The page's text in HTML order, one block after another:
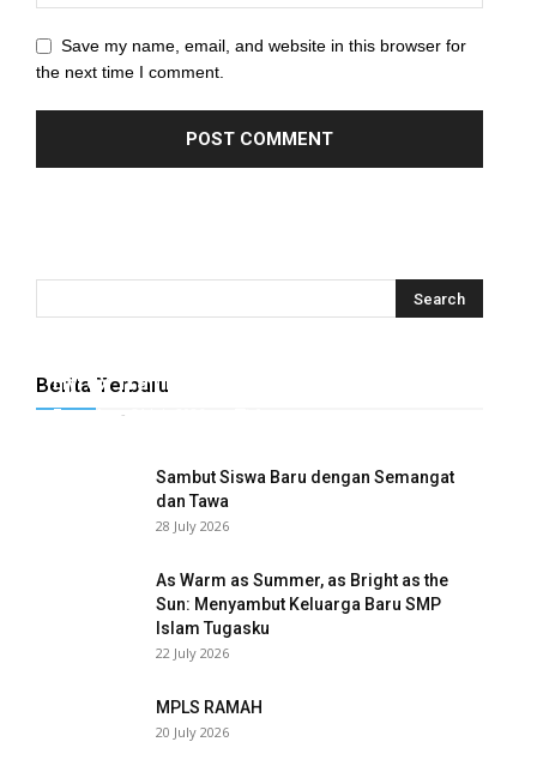
Save my name, email, and website in this browser for
the next time I comment.
Berita Terbaru
Hyrox Training x Extracuriculer Exhabition
Tugasku -
Sambut Siswa Baru dengan Semangat
dan Tawa
28 July 2026
As Warm as Summer, as Bright as the
Sun: Menyambut Keluarga Baru SMP
Islam Tugasku
22 July 2026
MPLS RAMAH
20 July 2026